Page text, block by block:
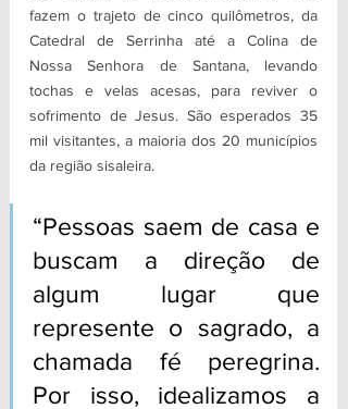
fazem o trajeto de cinco quilômetros, da
Catedral de Serrinha até a Colina de
Nossa Senhora de Santana, levando
tochas e velas acesas, para reviver o
sofrimento de Jesus. São esperados 35
mil visitantes, a maioria dos 20 municípios
da região sisaleira.
“Pessoas saem de casa e
buscam a direção de
algum lugar que
represente o sagrado, a
chamada fé peregrina.
Por isso, idealizamos a